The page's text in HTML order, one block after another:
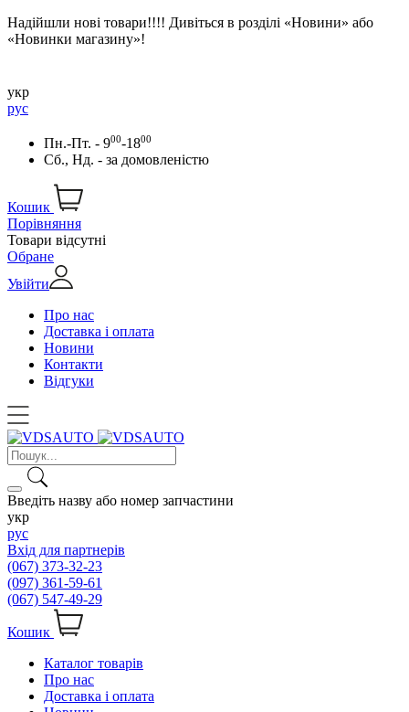
Надійшли нові товари!!!! Дивіться в розділі «Новини» або
«Новинки магазину»!
укр
рус
Пн.-Пт. - 900-1800
Сб., Нд. - за домовленістю
Кошик
Порівняння
Товари відсутні
Обране
Увійти
Про нас
Доставка і оплата
Новини
Контакти
Відгуки
Введіть назву або номер запчастини
укр
рус
Вхід для партнерів
(067) 373-32-23
(097) 361-59-61
(067) 547-49-29
Кошик
Каталог товарів
Про нас
Доставка і оплата